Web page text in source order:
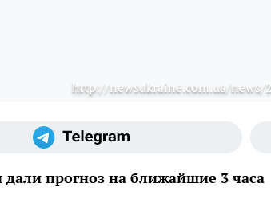
http://newsukraine.com.ua/
прогноз на ближайшие 3 часа